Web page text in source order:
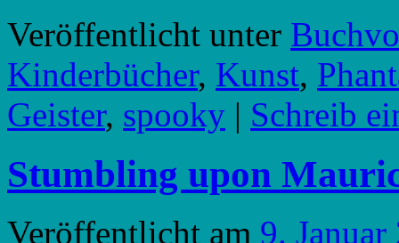
Veröffentlicht unter
Kinderbücher, Kunst,
Geister, spooky | Schreib
Stumbling upon
Veröffentlicht am 9. Januar